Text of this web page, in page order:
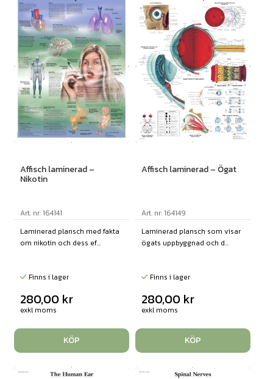
Affisch laminerad –
Nikotin
Art. nr: 164141
Laminerad plansch med fakta
om nikotin och dess ef...
Finns i lager
280,00 kr
exkl moms
KÖP
Affisch laminerad – Ögat
Art. nr: 164149
Laminerad plansch som visar
ögats uppbyggnad och d...
Finns i lager
280,00 kr
exkl moms
KÖP